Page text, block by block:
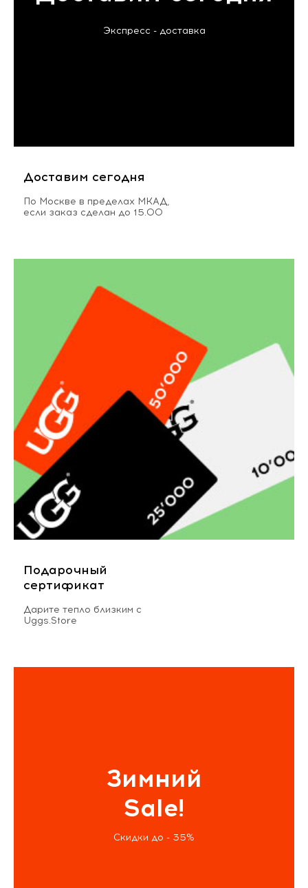
Экспресс - доставка
Доставим сегодня
По Москве в пределах МКАД,
если заказ сделан до 15.00
Подарочный
сертификат
Дарите тепло близким с
Uggs.Store
Зимний
Sale!
Скидки до - 35%